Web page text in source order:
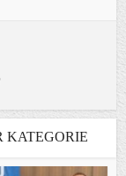
KATEGORIE